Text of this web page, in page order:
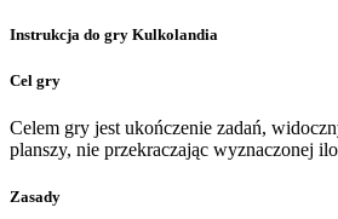
Instrukcja do gry Kulkolandia
Cel gry
Celem gry jest ukończenie zadań,
planszy, nie przekraczając wyznaczonej
Zasady